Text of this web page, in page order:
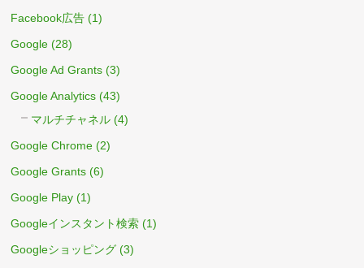
Facebook広告 (1)
Google (28)
Google Ad Grants (3)
Google Analytics (43)
マルチチャネル (4)
Google Chrome (2)
Google Grants (6)
Google Play (1)
Googleインスタント検索 (1)
Googleショッピング (3)